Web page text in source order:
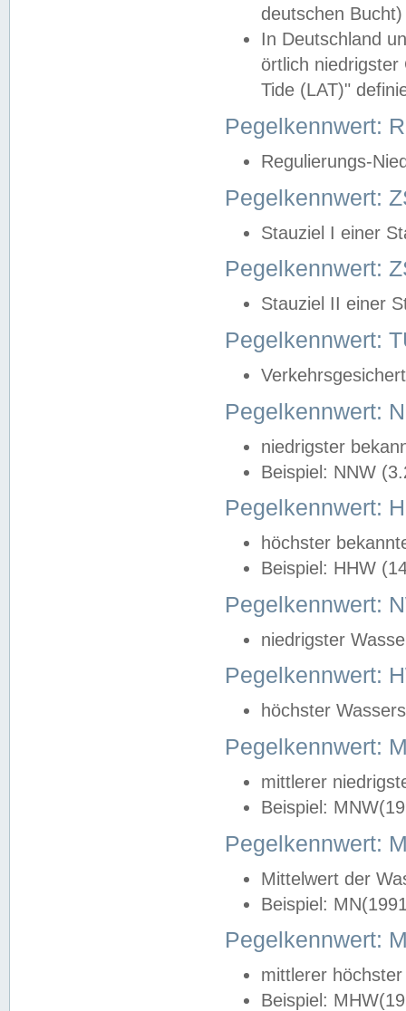
deutschen
In Deutschland
örtlich
Tide (LAT)"
Pegelkennwert:
Regulierungs-
Pegelkennwert:
Stauziel I einer
Pegelkennwert:
Stauziel II einer
Pegelkennwert:
Pegelkennwert:
niedrigster
Beispiel: NNW
Pegelkennwert:
höchster
Beispiel: HHW
Pegelkennwert:
niedrigster
Pegelkennwert:
höchster
Pegelkennwert:
mittlerer
Beispiel:
Pegelkennwert:
Mittelwert der
Beispiel:
Pegelkennwert:
mittlerer
Beispiel: